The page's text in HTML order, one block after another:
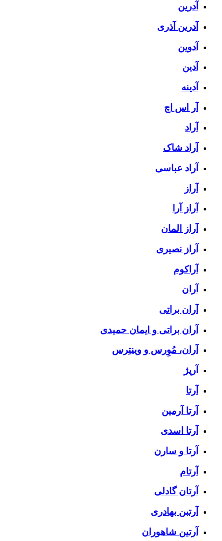
آدرین
آدرین آذری
آدوین
آدین
آدینه
آر اس اچ
آراد
آراد شاک
آراد عباسی
آراز
آراز آرا
آراز المان
آراز نصیری
آراکوم
آران
آران براتی
آران براتی و ایمان حمیدی
آران، مُوِرس و وینتِرس
آرپژ
آرتا
آرتا آرمین
آرتا اسدی
آرتا و سارن
آرتام
آرتان گادلی
آرتبن بهادری
آرتين شاهوران